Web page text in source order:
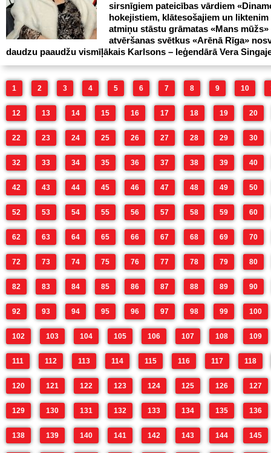
sirsnīgiem pateicības vārdiem
hokejistiem, klātesošajiem un liktenim
atmiņu stāstu grāmatas «Mans mūžs»
atvēršanas svētkus «Arēnā Rīga»
daudzu paaudžu vismīļākais Karlsons – leģendārā Vera
1 2 3 4 5 6 7 8 9 10
12 13 14 15 16 17 18 19 20
22 23 24 25 26 27 28 29 30
32 33 34 35 36 37 38 39 40
42 43 44 45 46 47 48 49 50
52 53 54 55 56 57 58 59 60
62 63 64 65 66 67 68 69 70
72 73 74 75 76 77 78 79 80
82 83 84 85 86 87 88 89 90
92 93 94 95 96 97 98 99 100
102 103 104 105 106 107 108 109
111 112 113 114 115 116 117 118
120 121 122 123 124 125 126 127
129 130 131 132 133 134 135 136
138 139 140 141 142 143 144 145